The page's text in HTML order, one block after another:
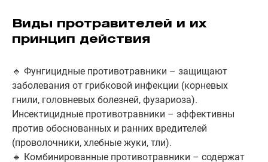
Виды протравителей и их
принцип действия
🔹 Фунгицидные противотравники – защищают
заболевания от грибковой инфекции (корневых
гнили, головневых болезней, фузариоза).
Инсектицидные противотравники – эффективны
против обоснованных и ранних вредителей
(проволочники, хлебные жуки, тли).
🔹 Комбинированные противотравники – содержат